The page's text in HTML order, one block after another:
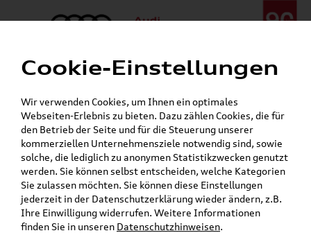
Menü
24h-Pannenhilfe:+49 (0)171 / 870 72 87
Gerade geschlossen
Verkauf:
Mo. - Fr. 08:00 - 19:00 Uhr Sa. 09:00 - 13:00 Uhr
Service:Mo. - Fr. 06:00 - 20:00 Uhr Sa. 08:00 - 13:00 Uhr
teilen Twitter Instagram WhatsApp E-Mail
Cookie-Einstellungen
Wir verwenden Cookies, um Ihnen ein optimales
Webseiten-Erlebnis zu bieten. Dazu zählen Cookies, die für
den Betrieb der Seite und für die Steuerung unserer
kommerziellen Unternehmensziele notwendig sind, sowie
solche, die lediglich zu anonymen Statistikzwecken genutzt
werden. Sie können selbst entscheiden, welche Kategorien
Sie zulassen möchten. Sie können diese Einstellungen
jederzeit in der Datenschutzerklärung wieder ändern, z.B.
Ihre Einwilligung widerrufen. Weitere Informationen
finden Sie in unseren Datenschutzhinweisen.